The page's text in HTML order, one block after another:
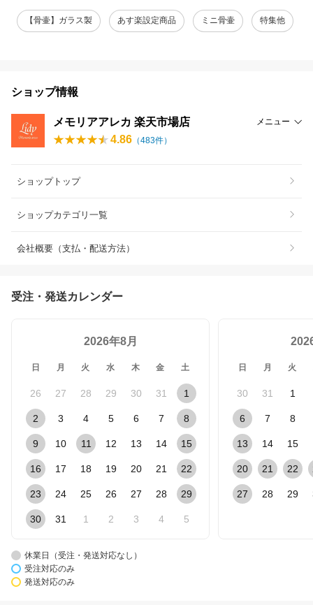
【骨壷】ガラス製 あす楽設定商品 ミニ骨壷 特集他
ショップ情報
メモリアアレカ 楽天市場店 メニュー
4.86 （483件）
ショップトップ
ショップカテゴリ一覧
会社概要（支払・配送方法）
受注・発送カレンダー
2026年8月
日 月 火 水 木 金 土
26 27 28 29 30 31 1
2 3 4 5 6 7 8
9 10 11 12 13 14 15
16 17 18 19 20 21 22
23 24 25 26 27 28 29
30 31 1 2 3 4 5
日 月 火
30 31 1
6 7 8
13 14 15
20 21 22
27 28 29
休業日（受注・発送対応なし）
受注対応のみ
発送対応のみ